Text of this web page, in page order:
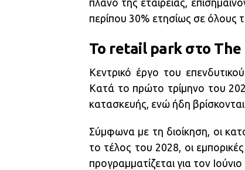
πλάνο της εταιρείας,
περίπου 30% ετησίως σε όλους
To retail park στο
Κεντρικό έργο του
Κατά το πρώτο τρίμηνο του
κατασκευής, ενώ ήδη
Σύμφωνα με τη διοίκηση, οι
το τέλος του 2028, οι
προγραμματίζεται για τον